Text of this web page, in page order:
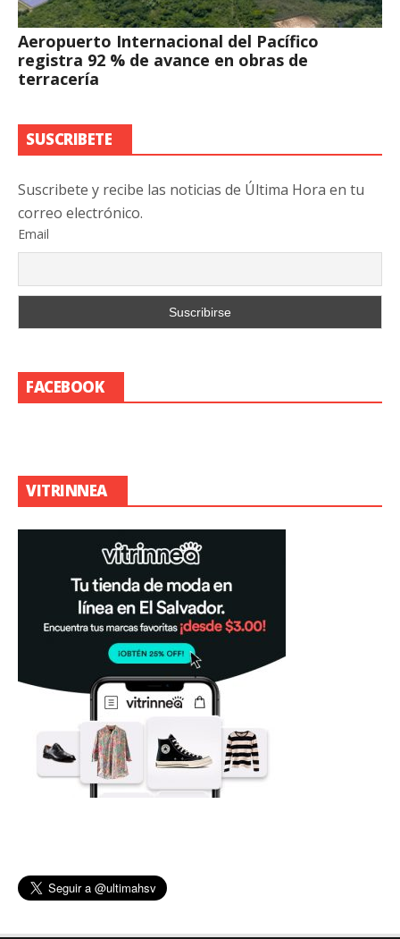
Aeropuerto Internacional del Pacífico
registra 92 % de avance en obras de
terracería
SUSCRIBETE
Suscribete y recibe las noticias de Última Hora en tu
correo electrónico.
Email
FACEBOOK
VITRINNEA